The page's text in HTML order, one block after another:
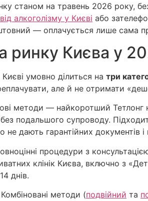
станом на травень 2026 року,
алкоголізму у Києві або
— оплачується лише сама
ринку Києва у
умовно ділиться на три
але й не отримати
методи — найкоротший Тетлонг
без подальшого супроводу.
дають гарантійних документів і
процедури з
клінік Києва, включно з
днів.
Комбіновані методи (подвійний та